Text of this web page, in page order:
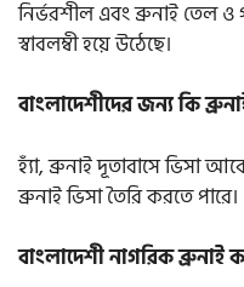
নির্ভরশীল এবং ব্রুনাই তেল ও
স্বাবলম্বী হয়ে উঠেছে।
বাংলাদেশীদের জন্য কি
হ্যাঁ, ব্রুনাই দূতাবাসে ভিসা
ব্রুনাই ভিসা তৈরি করতে পারে।
বাংলাদেশী নাগরিক ব্রুনাই